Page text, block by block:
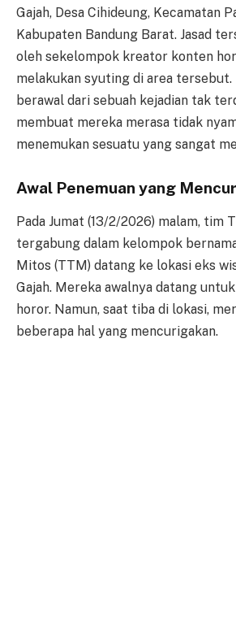
Gajah, Desa Cihideung, Kecamatan
Kabupaten Bandung Barat. Jasad
oleh sekelompok kreator konten
melakukan syuting di area tersebut.
berawal dari sebuah kejadian tak
membuat mereka merasa tidak
menemukan sesuatu yang sangat
Awal Penemuan yang
Pada Jumat (13/2/2026) malam, tim
tergabung dalam kelompok
Mitos (TTM) datang ke lokasi eks
Gajah. Mereka awalnya datang
horor. Namun, saat tiba di lokasi,
beberapa hal yang mencurigakan.